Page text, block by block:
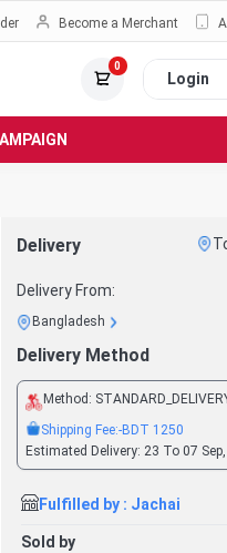
Become a Merchant
0
Login
Delivery
Delivery From:
Bangladesh
Delivery Method
Method:
Shipping Fee:-BDT 1250
Estimated Delivery: 23 To 07
Fulfilled by : Jachai
Sold by